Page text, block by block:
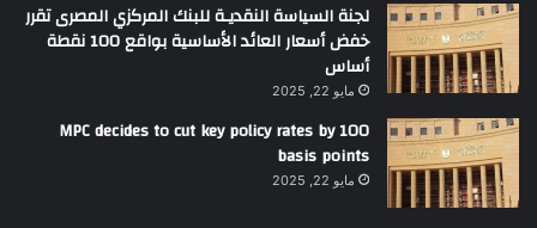
لجنة السياسة النقديـة للبنك المركزي المصرى تقرر
خفض أسعار العائد الأساسية بواقع 100 نقطة
أساس
مايو 22, 2025
MPC decides to cut key policy rates by 100
basis points
مايو 22, 2025